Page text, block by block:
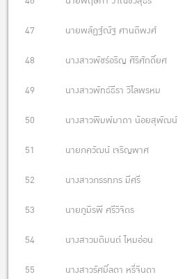
47 นายพลัฏฐ์ณัฐ ศานติพงศ์
48 นางสาวพัชร์อริญ ศิริศักดิ์ยศ
49 นางสาวพัทธ์ธีรา วิไลพรหม
50 นางสาวพิมพ์มาดา น้อยสุพัฒน์
51 นายภควัฒน์ เจริญพาศ
52 นางสาวภรรทภร มีศรี
53 นายภูมิรพี ศรีวิจิตร
54 นางสาวมติมนต์ ไหมอ่อน
55 นางสาวรัศมิ์ลดา หรี่จินดา